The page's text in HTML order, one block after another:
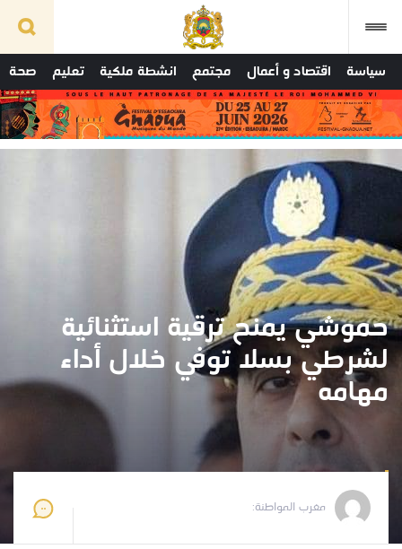
سياسة اقتصاد و أعمال مجتمع انشطة ملكية تعليم صحة
حموشي يمنح ترقية استثنائية
لشرطي بسلا توفي خلال أداء
مهامه
مغرب المواطنة: